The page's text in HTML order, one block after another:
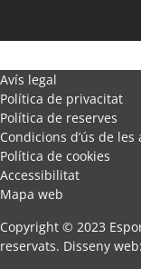
Activitats
Activitats Família
Colònies Escolars
Activitats
Activitats Família
Colònies Escolars
Activitats
Activitats Família
Avís legal
Política de privacitat
Política de reserves
Condicions d’ús de les
Política de cookies
Accessibilitat
Mapa web
Copyright © 2023
reservats. Disseny web: